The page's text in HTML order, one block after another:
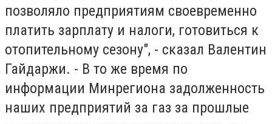
позволяло предприятиям своевременно
платить зарплату и налоги, готовиться к
отопительному сезону", - сказал Валентин
Гайдаржи. - В то же время по
информации Минрегиона задолженность
наших предприятий за газ за прошлые